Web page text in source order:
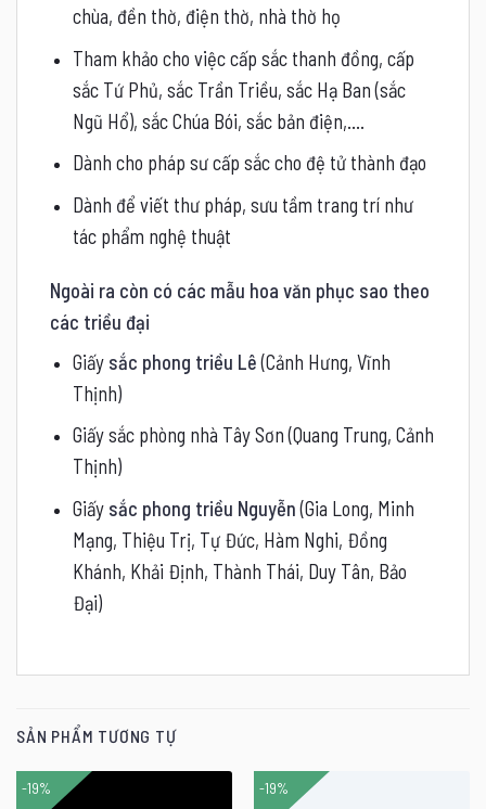
chùa, đền thờ, điện thờ, nhà thờ họ
Tham khảo cho việc cấp sắc thanh đồng, cấp
sắc Tứ Phủ, sắc Trần Triều, sắc Hạ Ban (sắc
Ngũ Hổ), sắc Chúa Bói, sắc bản điện,….
Dành cho pháp sư cấp sắc cho đệ tử thành đạo
Dành để viết thư pháp, sưu tầm trang trí như
tác phẩm nghệ thuật
Ngoài ra còn có các mẫu hoa văn phục sao theo
các triều đại
Giấy sắc phong triều Lê(Cảnh Hưng, Vĩnh
Thịnh)
Giấy sắc phòng nhà Tây Sơn (Quang Trung, Cảnh
Thịnh)
Giấy sắc phong triều Nguyễn(Gia Long, Minh
Mạng, Thiệu Trị, Tự Đức, Hàm Nghi, Đồng
Khánh, Khải Định, Thành Thái, Duy Tân, Bảo
Đại)
SẢN PHẨM TƯƠNG TỰ
-19% -19%